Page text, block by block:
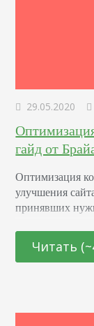
29.05.2020
гайд от
Оптимизация
улучшения
принявших
действие,
зависит ваша
Читать